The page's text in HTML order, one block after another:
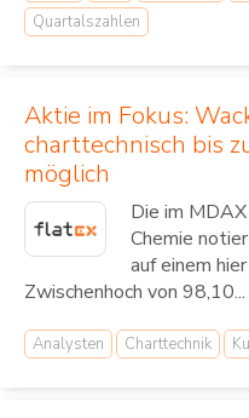
Quartalszahlen
Aktie im Fokus:
charttechnisch bis
möglich
Die im
Chemie
auf einem
Zwischenhoch von 98,10...
Analysten Charttechnik